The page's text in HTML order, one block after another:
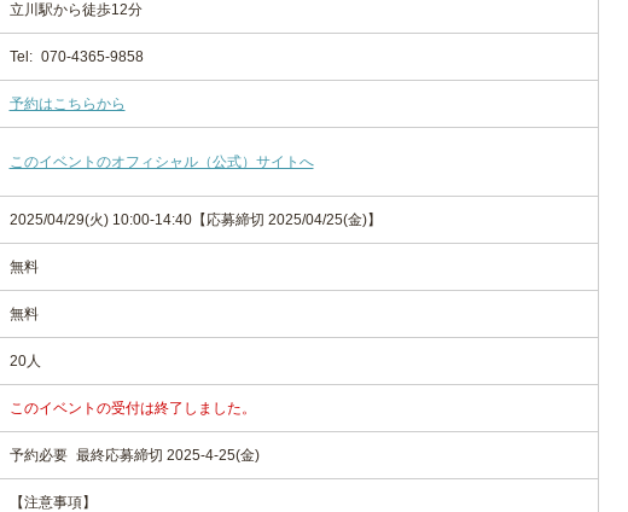
立川駅から徒歩12分
Tel: 070-4365-9858
予約はこちらから
このイベントのオフィシャル（公式）サイトへ
2025/04/29(火) 10:00-14:40【応募締切 2025/04/25(金)】
無料
無料
20人
このイベントの受付は終了しました。
予約必要 最終応募締切 2025-4-25(金)
【注意事項】